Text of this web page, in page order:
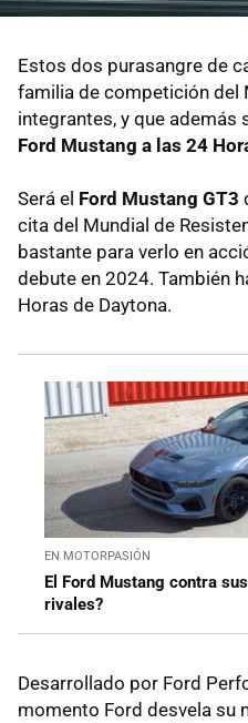
Estos dos purasangre de
familia de competición del
integrantes, y que además
Ford Mustang a las 24
Será el Ford Mustang GT3
cita del Mundial de
bastante para verlo en
debute en 2024. También
Horas de Daytona.
EN MOTORPASIÓN
El Ford Mustang contra
rivales?
Desarrollado por Ford
momento Ford desvela su